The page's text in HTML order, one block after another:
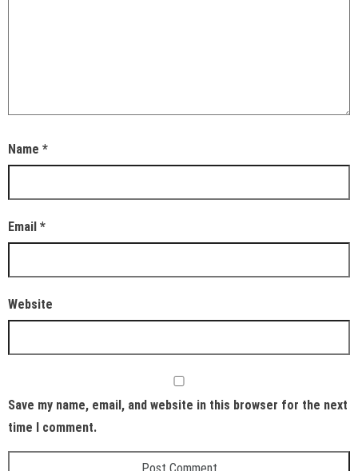
Name *
Email *
Website
Save my name, email, and website in this browser for the next
time I comment.